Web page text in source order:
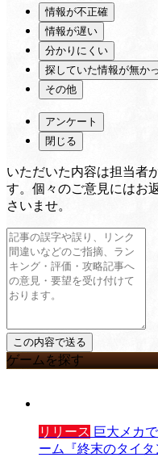
情報が不正確
情報が遅い
分かりにくい
探していた情報が無か
その他
アンケート
閉じる
いただいた内容は担当者
す。個々のご意見にはお
さいませ。
ゲームを探す
リリース 巨大メカ
ーム『終末のタイタ